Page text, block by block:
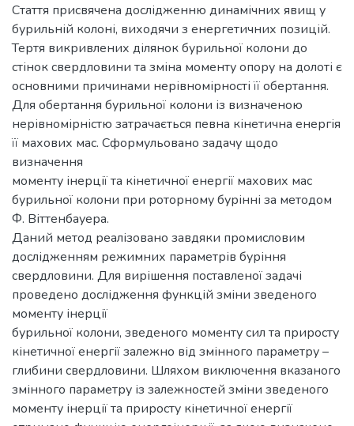
Стаття присвячена дослідженню динамічних явищ у
бурильній колоні, виходячи з енергетичних позицій.
Тертя викривлених ділянок бурильної колони до
стінок свердловини та зміна моменту опору на долоті є
основними причинами нерівномірності її обертання.
Для обертання бурильної колони із визначеною
нерівномірністю затрачається певна кінетична енергія
її махових мас. Сформульовано задачу щодо
визначення
моменту інерції та кінетичної енергії махових мас
бурильної колони при роторному бурінні за методом
Ф. Віттенбауера.
Даний метод реалізовано завдяки промисловим
дослідженням режимних параметрів буріння
свердловини. Для вирішення поставленої задачі
проведено дослідження функцій зміни зведеного
моменту інерції
бурильної колони, зведеного моменту сил та приросту
кінетичної енергії залежно від змінного параметру –
глибини свердловини. Шляхом виключення вказаного
змінного параметру із залежностей зміни зведеного
моменту інерції та приросту кінетичної енергії